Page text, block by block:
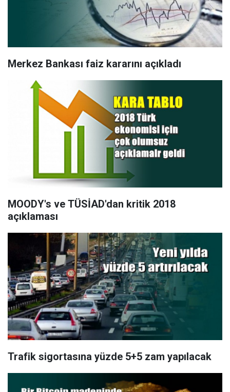
Merkez Bankası faiz kararını açıkladı
MOODY's ve TÜSİAD'dan kritik 2018
açıklaması
Trafik sigortasına yüzde 5+5 zam yapılacak